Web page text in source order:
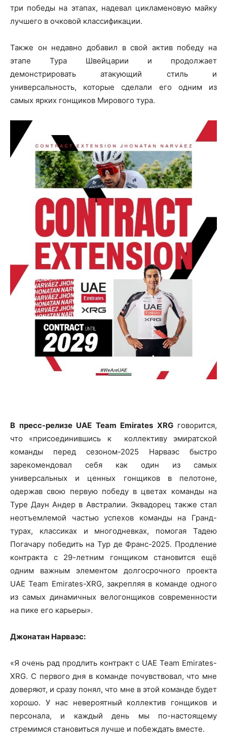
три победы на этапах, надевал цикламеновую майку
лучшего в очковой классификации.
Также он недавно добавил в свой актив победу на
этапе Тура Швейцарии и продолжает
демонстрировать атакующий стиль и
универсальность, которые сделали его одним из
самых ярких гонщиков Мирового тура.
В пресс-релизе UAE Team Emirates XRGговорится,
что «присоединившись к коллективу эмиратской
команды перед сезоном-2025 Нарваэс быстро
зарекомендовал себя как один из самых
универсальных и ценных гонщиков в пелотоне,
одержав свою первую победу в цветах команды на
Туре Даун Андер в Австралии. Эквадорец также стал
неотъемлемой частью успехов команды на Гранд-
турах, классиках и многодневках, помогая Тадею
Погачару победить на Тур де Франс-2025. Продление
контракта с 29-летним гонщиком становится ещё
одним важным элементом долгосрочного проекта
UAE Team Emirates-XRG, закрепляя в команде одного
из самых динамичных велогонщиков современности
на пике его карьеры».
Джонатан Нарваэс:
«Я очень рад продлить контракт с UAE Team Emirates-
XRG. С первого дня в команде почувствовал, что мне
доверяют, и сразу понял, что мне в этой команде будет
хорошо. У нас невероятный коллектив гонщиков и
персонала, и каждый день мы по-настоящему
стремимся становиться лучше и побеждать вместе.